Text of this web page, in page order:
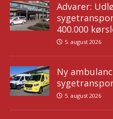
Advarer:
400.000
5. august 2026
Ny
5. august 2026